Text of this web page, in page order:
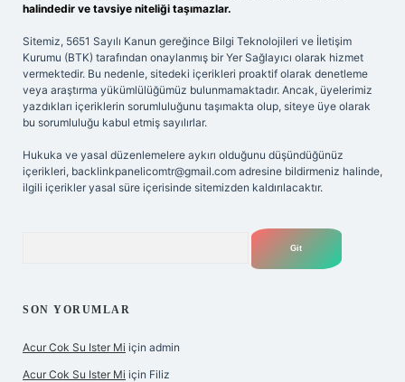
halindedir ve tavsiye niteliği taşımazlar.
Sitemiz, 5651 Sayılı Kanun gereğince Bilgi Teknolojileri ve İletişim
Kurumu (BTK) tarafından onaylanmış bir Yer Sağlayıcı olarak hizmet
vermektedir. Bu nedenle, sitedeki içerikleri proaktif olarak denetleme
veya araştırma yükümlülüğümüz bulunmamaktadır. Ancak, üyelerimiz
yazdıkları içeriklerin sorumluluğunu taşımakta olup, siteye üye olarak
bu sorumluluğu kabul etmiş sayılırlar.
Hukuka ve yasal düzenlemelere aykırı olduğunu düşündüğünüz
içerikleri, backlinkpanelicomtr@gmail.com adresine bildirmeniz halinde,
ilgili içerikler yasal süre içerisinde sitemizden kaldırılacaktır.
SON YORUMLAR
Acur Cok Su Ister Mi için admin
Acur Cok Su Ister Mi için Filiz